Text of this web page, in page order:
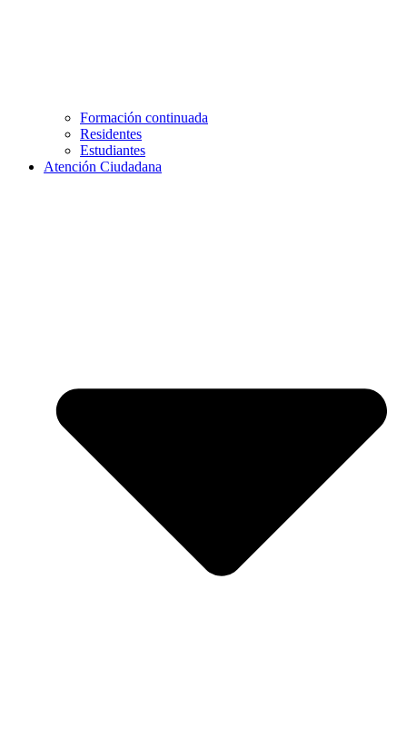
Formación continuada
Residentes
Estudiantes
Atención Ciudadana